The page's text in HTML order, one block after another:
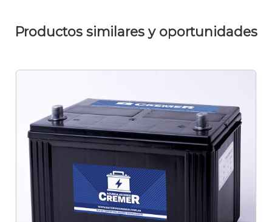
Productos similares y oportunidades